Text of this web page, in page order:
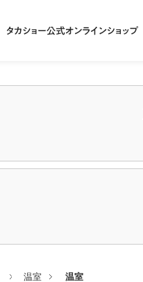
温室 温室